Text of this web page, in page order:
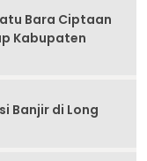
Bara Ciptaan
Kabupaten
Banjir di Long